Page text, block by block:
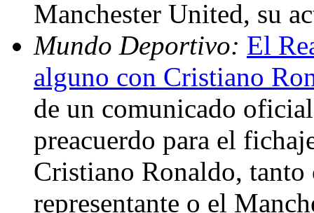
Manchester United, su
Mundo Deportivo: El
alguno con Cristiano
de un comunicado
preacuerdo para el
Cristiano Ronaldo,
representante o el